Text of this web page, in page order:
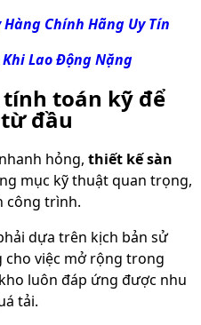
Chính Hãng Uy Tín
Lao Động Nặng
toán kỹ để
đầu
hỏng, thiết kế sàn
mục kỹ thuật quan trọng,
công trình.
dựa trên kịch bản sử
việc mở rộng trong
luôn đáp ứng được nhu
tải.